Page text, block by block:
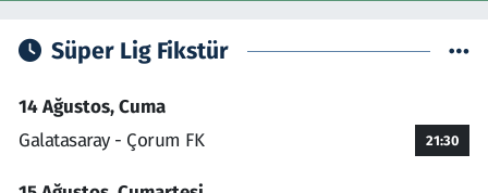
Süper Lig Fikstür
14 Ağustos, Cuma
Galatasaray - Çorum FK
21:30